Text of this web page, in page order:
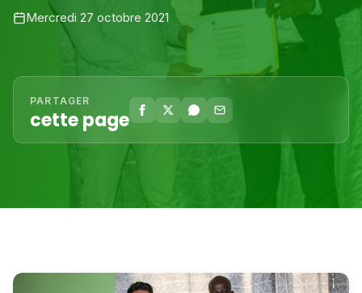
Mercredi 27 octobre 2021
PARTAGER
cette page